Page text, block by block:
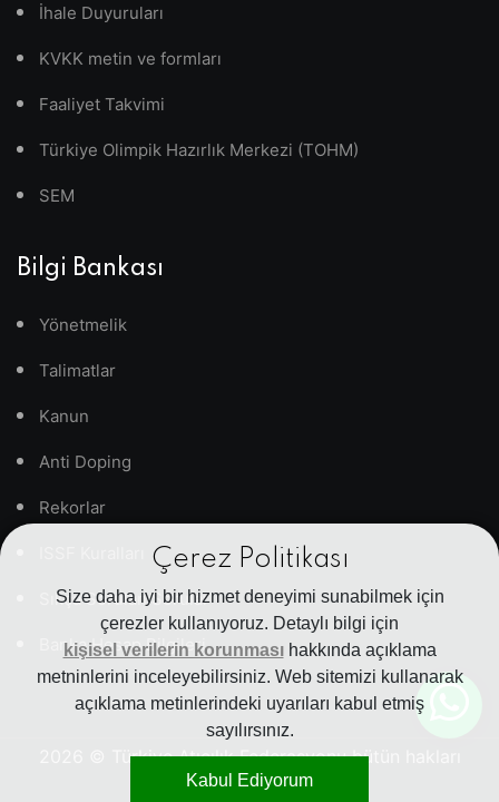
Çerez Politikası
Size daha iyi bir hizmet deneyimi sunabilmek için
çerezler kullanıyoruz. Detaylı bilgi için
kişisel verilerin korunmasıhakkında açıklama
metninlerini inceleyebilirsiniz. Web sitemizi kullanarak
açıklama metinlerindeki uyarıları kabul etmiş
sayılırsınız.
Kabul Ediyorum
İhale Duyuruları
KVKK metin ve formları
Faaliyet Takvimi
Türkiye Olimpik Hazırlık Merkezi (TOHM)
SEM
Bilgi Bankası
Yönetmelik
Talimatlar
Kanun
Anti Doping
Rekorlar
Sıkça Sorulan Sorular
Banka Hesap Bilgileri
© Türkiye Atıcılık Federasyonu bütün hakları
saklıdır.